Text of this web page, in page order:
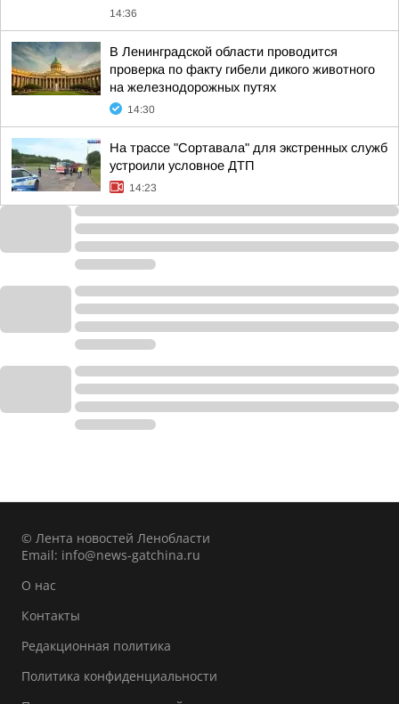
14:36
В Ленинградской области проводится
проверка по факту гибели дикого животного
на железнодорожных путях
14:30
На трассе "Сортавала" для экстренных служб
устроили условное ДТП
14:23
© Лента новостей Ленобласти
Email: info@news-gatchina.ru
О нас
Контакты
Редакционная политика
Политика конфиденциальности